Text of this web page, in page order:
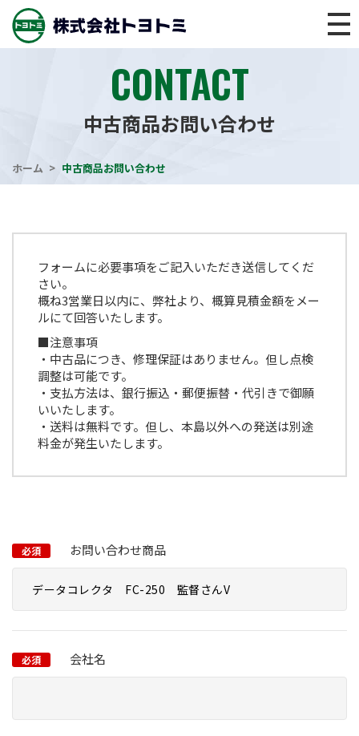
CONTACT
中古商品お問い合わせ
ホーム 中古商品お問い合わせ
フォームに必要事項をご記入いただき送信してくだ
さい。
概ね3営業日以内に、弊社より、概算見積金額をメー
ルにて回答いたします。
■注意事項
・中古品につき、修理保証はありません。但し点検
調整は可能です。
・支払方法は、銀行振込・郵便振替・代引きで御願
いいたします。
・送料は無料です。但し、本島以外への発送は別途
料金が発生いたします。
必須 お問い合わせ商品
必須 会社名